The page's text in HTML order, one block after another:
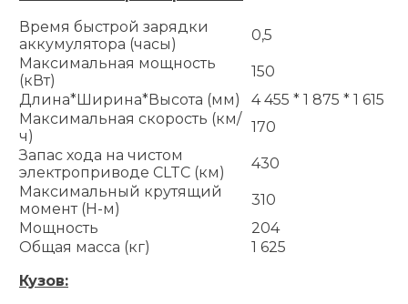
Время быстрой зарядки
аккумулятора (часы)
0,5
Максимальная мощность
(кВт)
150
Длина*Ширина*Высота (мм)
4 455 * 1 875 * 1 615
Максимальная скорость (км/
ч)
170
Запас хода на чистом
электроприводе CLTC (км)
430
Максимальный крутящий
момент (Н-м)
310
Мощность
204
Общая масса (кг)
1 625
Кузов: